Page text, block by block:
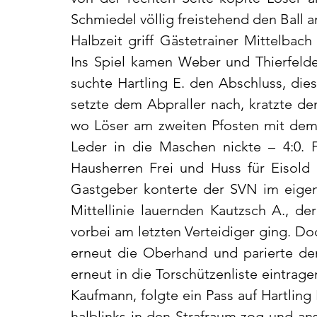
Schmiedel völlig freistehend den Ball
Halbzeit griff Gästetrainer
Ins Spiel kamen Weber und
suchte Hartling E. den Abschluss,
setzte dem Abpraller nach, kratzte
wo Löser am zweiten Pfosten mit
Leder in die Maschen nickte – 4:0.
Hausherren Frei und Huss für
Gastgeber konterte der SVN im
Mittellinie lauernden Kautzsch A.,
vorbei am letzten Verteidiger ging.
erneut die Oberhand und parierte
erneut in die Torschützenliste
Kaufmann, folgte ein Pass auf